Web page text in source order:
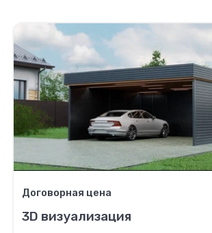
Договорная цена
3D визуализация